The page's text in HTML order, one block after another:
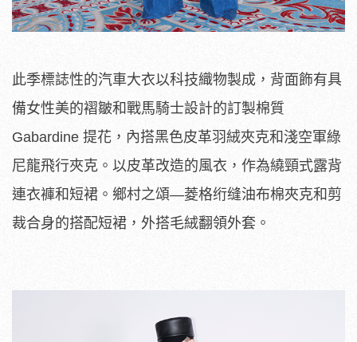
此季標誌性的汽車大衣以科技織物製成，背面飾有具
備女性美的褶皺和戰馬騎士設計的訂製棉質
Gabardine 提花，內搭黑色皮革羽絨夾克和淺空軍綠
尼龍飛行夾克。以皮革改造的風衣，作為繞頸式露背
連衣褲和短裙。鄉村之頌—菱格绗缝油布棉夾克和剪
裁合身的搭配短裙，外搭毛絨翻領外套。